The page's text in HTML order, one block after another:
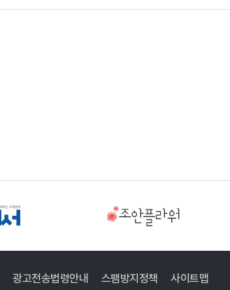
광고전송법령안내 스팸방지정책 사이트맵